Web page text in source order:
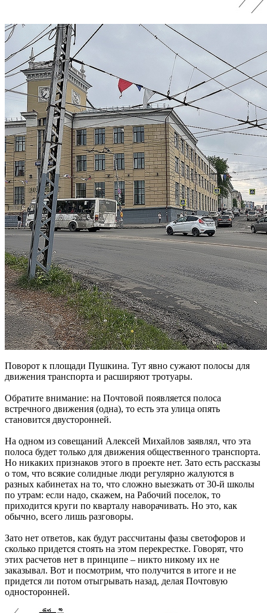
Поворот к площади Пушкина. Тут явно сужают полосы для
движения транспорта и расширяют тротуары.
Обратите внимание: на Почтовой появляется полоса
встречного движения (одна), то есть эта улица опять
становится двусторонней.
На одном из совещаний Алексей Михайлов заявлял, что эта
полоса будет только для движения общественного транспорта.
Но никаких признаков этого в проекте нет. Зато есть рассказы
о том, что всякие солидные люди регулярно жалуются в
разных кабинетах на то, что сложно выезжать от 30-й школы
по утрам: если надо, скажем, на Рабочий поселок, то
приходится круги по кварталу наворачивать. Но это, как
обычно, всего лишь разговоры.
Зато нет ответов, как будут рассчитаны фазы светофоров и
сколько придется стоять на этом перекрестке. Говорят, что
этих расчетов нет в принципе – никто никому их не
заказывал. Вот и посмотрим, что получится в итоге и не
придется ли потом отыгрывать назад, делая Почтовую
односторонней.